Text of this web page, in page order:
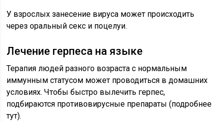
У взрослых занесение вируса может происходить
через оральный секс и поцелуи.
Лечение герпеса на языке
Терапия людей разного возраста с нормальным
иммунным статусом может проводиться в домашних
условиях. Чтобы быстро вылечить герпес,
подбираются противовирусные препараты (подробнее
тут).